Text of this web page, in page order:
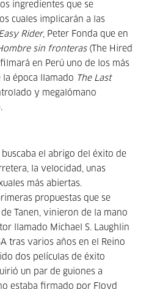
ingredientes que se
cuales implicarán a las
Rider, Peter Fonda que en
sin fronteras(The Hired
en Perú uno de los más
la época llamado The Last
y megalómano
el abrigo del éxito de
la velocidad, unas
más abiertas.
propuestas que se
Tanen, vinieron de la mano
llamado Michael S. Laughlin
tras varios años en el Reino
dos películas de éxito
un par de guiones a
estaba firmado por Floyd